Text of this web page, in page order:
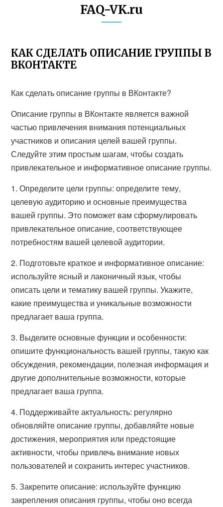
FAQ-VK.ru
КАК СДЕЛАТЬ ОПИСАНИЕ ГРУППЫ В
ВКОНТАКТЕ
Как сделать описание группы в ВКонтакте?
Описание группы в ВКонтакте является важной
частью привлечения внимания потенциальных
участников и описания целей вашей группы.
Следуйте этим простым шагам, чтобы создать
привлекательное и информативное описание группы.
1. Определите цели группы: определите тему,
целевую аудиторию и основные преимущества
вашей группы. Это поможет вам сформулировать
привлекательное описание, соответствующее
потребностям вашей целевой аудитории.
2. Подготовьте краткое и информативное описание:
используйте ясный и лаконичный язык, чтобы
описать цели и тематику вашей группы. Укажите,
какие преимущества и уникальные возможности
предлагает ваша группа.
3. Выделите основные функции и особенности:
опишите функциональность вашей группы, такую как
обсуждения, рекомендации, полезная информация и
другие дополнительные возможности, которые
предлагает ваша группа.
4. Поддерживайте актуальность: регулярно
обновляйте описание группы, добавляйте новые
достижения, мероприятия или предстоящие
активности, чтобы привлечь внимание новых
пользователей и сохранить интерес участников.
5. Закрепите описание: используйте функцию
закрепления описания группы, чтобы оно всегда